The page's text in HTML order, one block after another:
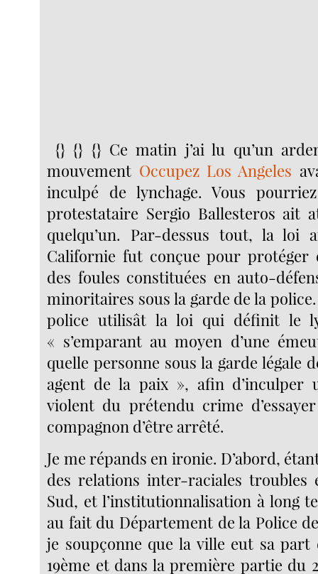
{} {} {} Ce matin j’ai lu qu’un
mouvement Occupez Los Angeles
inculpé de lynchage. Vous
protestataire Sergio Ballesteros ait
quelqu’un. Par-dessus tout, la loi
Californie fut conçue pour protéger
des foules constituées en auto-
minoritaires sous la garde de la
police utilisât la loi qui définit le
« s’emparant au moyen d’une
quelle personne sous la garde légale
agent de la paix », afin d’inculper
violent du prétendu crime
compagnon d’être arrêté.
Je me répands en ironie. D’abord,
des relations inter-raciales troubles
Sud, et l’institutionnalisation à long
au fait du Département de la Police
je soupçonne que la ville eut sa part
19ème et dans la première partie du